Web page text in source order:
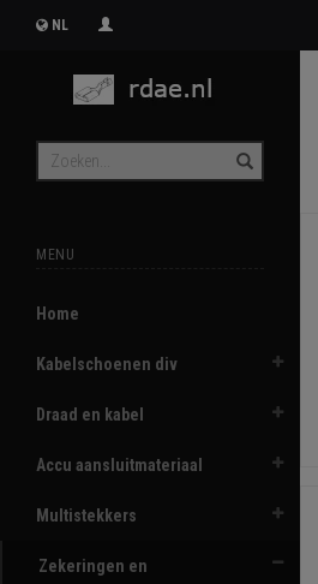
NL
MENU
Home
Kabelschoenen div
Draad en kabel
Accu aansluitmateriaal
Multistekkers
Zekeringen en